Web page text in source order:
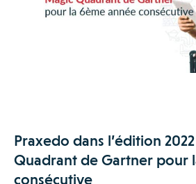
Praxedo dans l’édition
Quadrant de Gartner pour
consécutive